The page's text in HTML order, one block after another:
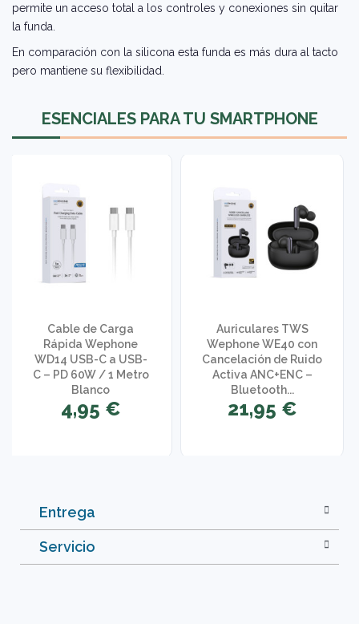
permite un acceso total a los controles y conexiones sin quitar
la funda.
En comparación con la silicona esta funda es más dura al tacto
pero mantiene su flexibilidad.
ESENCIALES PARA TU SMARTPHONE
Cable de Carga
Rápida Wephone
WD14 USB-C a USB-
C – PD 60W / 1 Metro
Blanco
4,95 €
Auriculares TWS
Wephone WE40 con
Cancelación de Ruido
Activa ANC+ENC –
Bluetooth...
21,95 €
Entrega
Servicio